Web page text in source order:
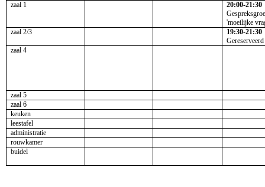
zaal 1
20:00-21:30
'moeilijke
zaal 2/3
19:30-21:30
Gereserveerd
zaal 4
zaal 5
zaal 6
keuken
leestafel
administratie
rouwkamer
buidel